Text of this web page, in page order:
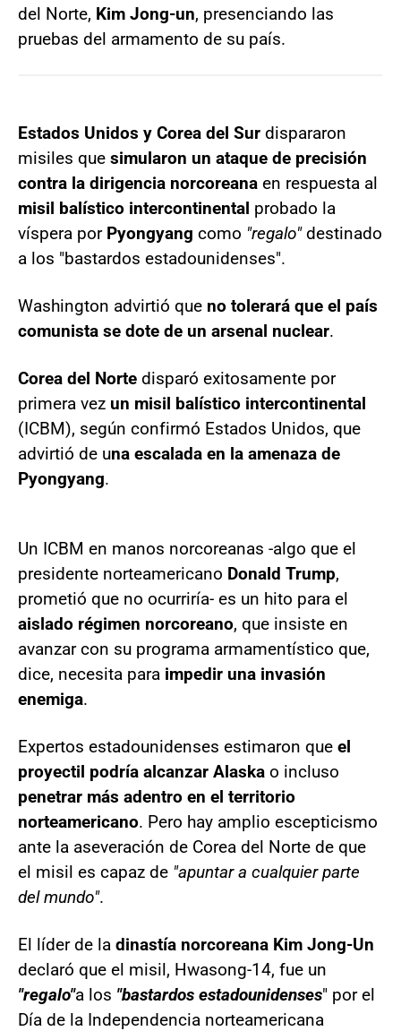
del Norte, Kim Jong-un, presenciando las
pruebas del armamento de su país.
Estados Unidos y Corea del Sur dispararon
misiles que simularon un ataque de precisión
contra la dirigencia norcoreana en respuesta al
misil balístico intercontinental probado la
víspera por Pyongyang como "regalo"destinado
a los "bastardos estadounidenses".
Washington advirtió que no tolerará que el país
comunista se dote de un arsenal nuclear.
Corea del Norte disparó exitosamente por
primera vez un misil balístico intercontinental
(ICBM), según confirmó Estados Unidos, que
advirtió de una escalada en la amenaza de
Pyongyang.
Un ICBM en manos norcoreanas -algo que el
presidente norteamericano Donald Trump,
prometió que no ocurriría- es un hito para el
aislado régimen norcoreano, que insiste en
avanzar con su programa armamentístico que,
dice, necesita para impedir una invasión
enemiga.
Expertos estadounidenses estimaron que el
proyectil podría alcanzar Alaska o incluso
penetrar más adentro en el territorio
norteamericano. Pero hay amplio escepticismo
ante la aseveración de Corea del Norte de que
el misil es capaz de "apuntar a cualquier parte
del mundo".
El líder de la dinastía norcoreana Kim Jong-Un
declaró que el misil, Hwasong-14, fue un
"regalo"a los "bastardos estadounidenses" por el
Día de la Independencia norteamericana